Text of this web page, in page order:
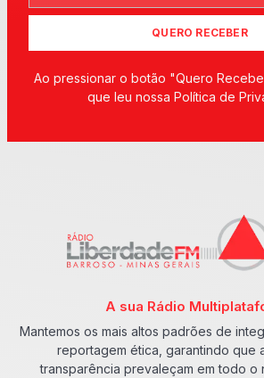
QUERO RECEBER
Ao pressionar o botão "Quero
que leu nossa Política de
A sua Rádio
Mantemos os mais altos padrões de
reportagem ética, garantindo que
transparência prevaleçam em todo o